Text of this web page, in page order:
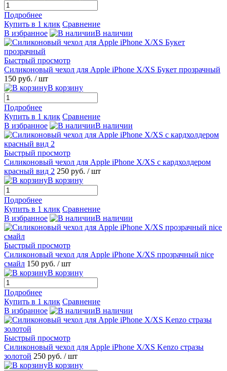
Подробнее
Купить в 1 клик Сравнение
В избранное
В наличии
Быстрый просмотр
Силиконовый чехол для Apple iPhone X/XS Букет прозрачный
150 руб. / шт
В корзину
Подробнее
Купить в 1 клик Сравнение
В избранное
В наличии
Быстрый просмотр
Силиконовый чехол для Apple iPhone X/XS с кардхолдером
красный вид 2 250 руб. / шт
В корзину
Подробнее
Купить в 1 клик Сравнение
В избранное
В наличии
Быстрый просмотр
Силиконовый чехол для Apple iPhone X/XS прозрачный nice
смайл 150 руб. / шт
В корзину
Подробнее
Купить в 1 клик Сравнение
В избранное
В наличии
Быстрый просмотр
Силиконовый чехол для Apple iPhone X/XS Kenzo стразы
золотой 250 руб. / шт
В корзину